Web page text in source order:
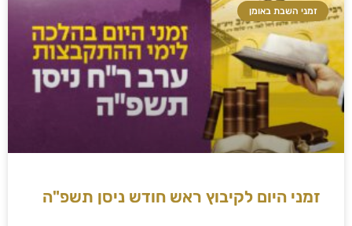
זמני השבת באומן
זמני היום לקיבוץ ראש חודש ניסן תשפ"ה